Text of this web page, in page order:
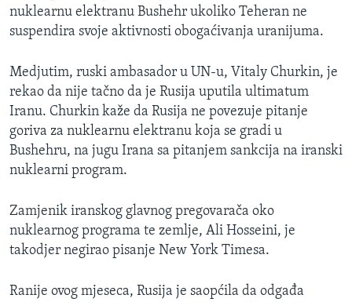
MAGAZIN
O GLASU AMERIKE
Learning English
PRATITE NAS
nuklearnu elektranu Bushehr ukoliko Teheran ne
suspendira svoje aktivnosti obogaćivanja uranijuma.
Medjutim, ruski ambasador u UN-u, Vitaly Churkin, je
rekao da nije tačno da je Rusija uputila ultimatum
Iranu. Churkin kaže da Rusija ne povezuje pitanje
goriva za nuklearnu elektranu koja se gradi u
Bushehru, na jugu Irana sa pitanjem sankcija na iranski
nuklearni program.
Zamjenik iranskog glavnog pregovarača oko
nuklearnog programa te zemlje, Ali Hosseini, je
takodjer negirao pisanje New York Timesa.
Ranije ovog mjeseca, Rusija je saopćila da odgađa